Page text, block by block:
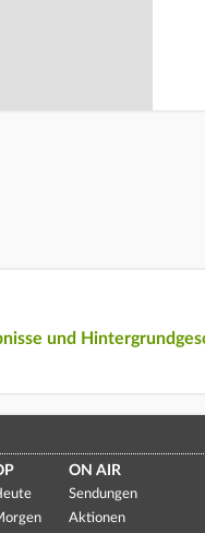
und
ON AIR
Sendungen
Aktionen